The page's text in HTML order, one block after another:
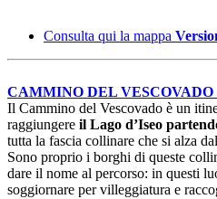
Consulta qui la mappa
CAMMINO DEL
Il Cammino del Vescovado è un
raggiungere il Lago d’Iseo
tutta la fascia collinare che si alza
Sono proprio i borghi di queste
dare il nome al percorso: in questi
soggiornare per villeggiatura e